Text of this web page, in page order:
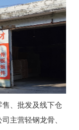
、批发及线下仓
主营轻钢龙骨、